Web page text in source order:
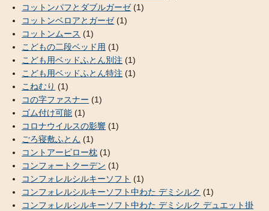
コットンパフとダブルガーゼ(1)
コットンベロアとガーゼ(1)
コットンムース (1)
こどもの二段ベッド用 (1)
こども用ベッドふとん別注 (1)
こども用ベッドふとん特注 (1)
こねむり (1)
コの字ファスナー (1)
ゴム付け可能 (1)
コロナウイルスの影響 (1)
ごろ寝敷ふとん (1)
コントアーピロー枕 (1)
コンフォートクーデン (1)
コンフォレルシルキーソフト (1)
コンフォレルシルキーソフト中わた デミシルク (1)
コンフォレルシルキーソフト中わた デミシルク デュエット掛